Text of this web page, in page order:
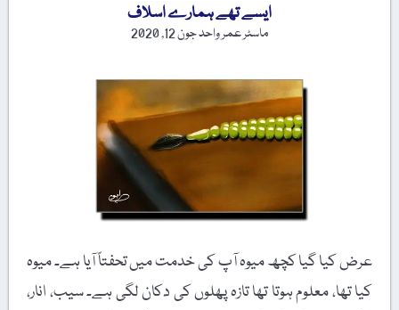
ایسے تھے ہمارے اسلاف
ماسٹر عمر واحدجون 12, 2020
عرض کیا گیا کچھ میوہ آپ کی خدمت میں تحفتاً آیا ہے۔ میوہ
کیا تھا، معلوم ہوتا تھا تازہ پھلوں کی دکان لگی ہے۔ سیب، انار،